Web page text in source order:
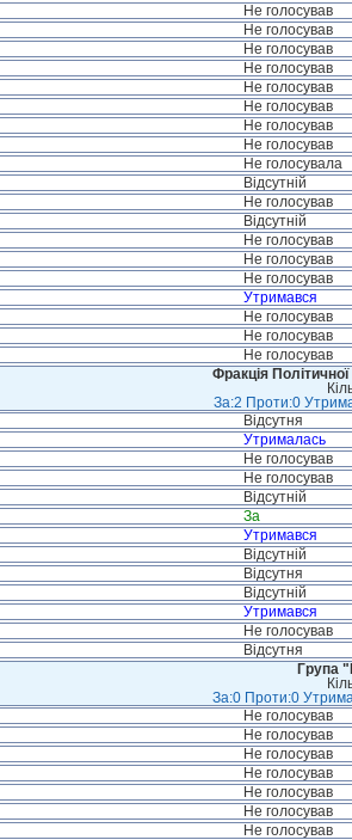
Не голосував
Не голосував
Не голосував
Не голосував
Не голосував
Не голосував
Не голосував
Не голосував
Не голосувала
Відсутній
Не голосував
Відсутній
Не голосував
Не голосував
Не голосував
Утримався
Не голосував
Не голосував
Не голосував
Фракція
За:2 Проти:0
Відсутня
Утрималась
Не голосував
Не голосував
Відсутній
За
Утримався
Відсутній
Відсутня
Відсутній
Утримався
Не голосував
Відсутня
Група
За:0 Проти:0
Не голосував
Не голосував
Не голосував
Не голосував
Не голосував
Не голосував
Не голосував